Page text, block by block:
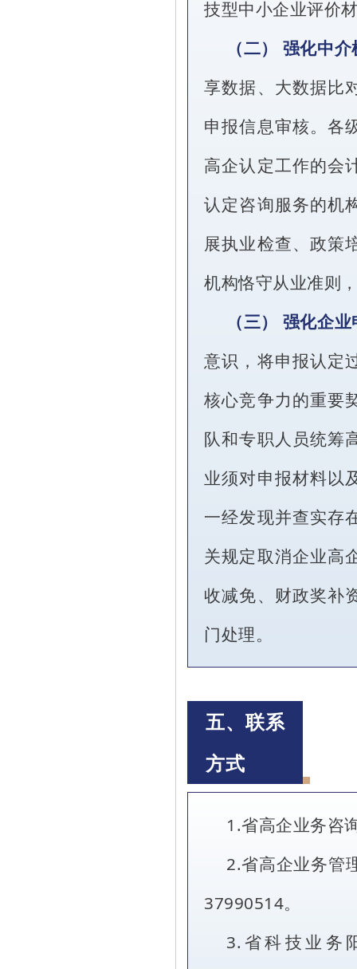
技型中小企业评价
（二） 强化中
享数据、大数据比
申报信息审核。各
高企认定工作的会
认定咨询服务的机
展执业检查、政策
机构恪守从业准则
（三） 强化企
意识，将申报认定
核心竞争力的重要
队和专职人员统筹
业须对申报材料以
一经发现并查实存
关规定取消企业高
收减免、财政奖补
门处理。
五、联系
方式
1.省高企业务咨
2.省高企业务管
37990514。
3.省科技业务